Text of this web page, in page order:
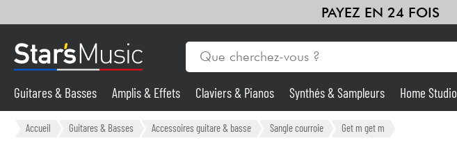
PAYEZ EN 24 FOIS
Guitares & Basses Amplis & Effets
Guitares & Basses Amplis & Effets Claviers & Pianos Synthés & Sampleurs Home Studio
Accueil Guitares & Basses Accessoires guitare & basse Sangle courroie Get m get m